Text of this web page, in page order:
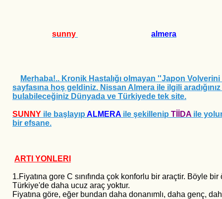
sunny almera
Merhaba!.. Kronik Hastalığı olmayan ''Japon
sayfasına hoş geldiniz. Nissan Almera ile ilgili
bulabileceğiniz Dünyada ve Türkiyede tek site.
SUNNY ile başlayıp ALMERA ile şekillenip TİİDA ile
bir efsane.
ARTI YONLERI
1.Fiyatına gore C sınıfında çok konforlu bir araçtir. Böyle bir
Türkiye'de daha ucuz araç yoktur.
Fiyatına göre, eğer bundan daha donanımlı, daha genç,